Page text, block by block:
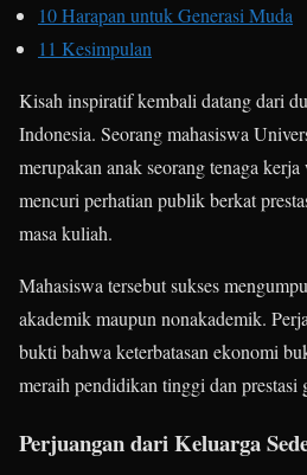
10Harapan untuk Generasi Muda
11 Kesimpulan
Kisah inspiratif kembali datang dari
Indonesia. Seorang mahasiswa
merupakan anak seorang tenaga
mencuri perhatian publik berkat
masa kuliah.
Mahasiswa tersebut sukses
akademik maupun nonakademik.
bukti bahwa keterbatasan ekonomi
meraih pendidikan tinggi dan prestasi
Perjuangan dari Keluarga